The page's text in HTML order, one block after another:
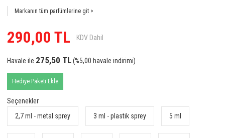
Markanın tüm parfümlerine git >
290,00 TL KDV Dahil
Havale ile 275,50 TL(%5,00 havale indirimi)
Hediye Paketi Ekle
Seçenekler
2,7 ml - metal sprey
3 ml - plastik sprey 5 ml